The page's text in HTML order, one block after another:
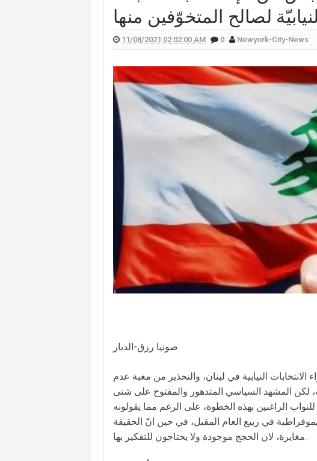
كيف علّقت هيفا وهبي على تفجير "البيجر"؟
صورة لابنة الممثل يورغو شلهوب تنتشر تعرفوا إليها
إحدى متسابقات "أميركا غوت تالنت" فمن هي؟ (صورة)
ممثلان يدخلان القفص الذهبي في روما (صور)
بين ريم السعيدي وزوجها وسام بريدي: أحبك (فيديو)
هذا الفنان اللبنانيّ بالهجرة إلى كندا؟.. إليكم ما كشفه
11/08/2021 02:02:00 AM 0 Newyork-City-News
صونيا رزق-الديار
النيابية في لبنان، والتحذير من مغبة عدم
لكن المشهد السياسي المتدهور والمفتوح على شتى
للنواب الراغبين بهذه الخطوة، على الرغم مما يقولونه
في ربيع العام المقبل، في حين انّ الحقيقة
مغايرة، لان الحجج موجودة ولا يحتاجون للتفكير بها.